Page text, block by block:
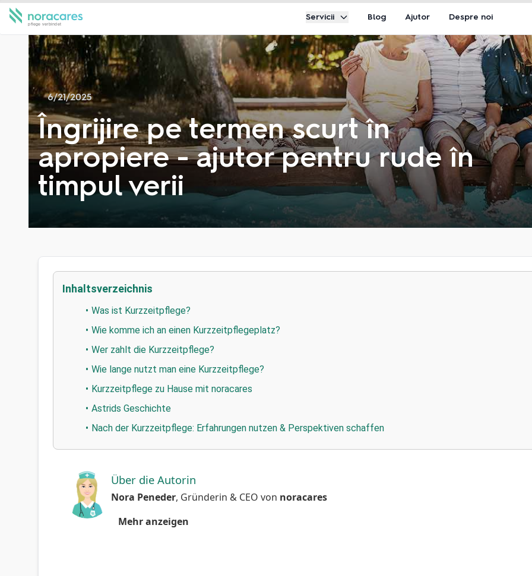
Servicii Blog Ajutor Despre noi
6/21/2025
Îngrijire pe termen scurt în
apropiere - ajutor pentru rude în
timpul verii
Inhaltsverzeichnis
Was ist Kurzzeitpflege?
Wie komme ich an einen Kurzzeitpflegeplatz?
Wer zahlt die Kurzzeitpflege?
Wie lange nutzt man eine Kurzzeitpflege?
Kurzzeitpflege zu Hause mit noracares
Astrids Geschichte
Nach der Kurzzeitpflege: Erfahrungen nutzen & Perspektiven schaffen
Über die Autorin
Nora Peneder, Gründerin & CEO von noracares
Mehr anzeigen